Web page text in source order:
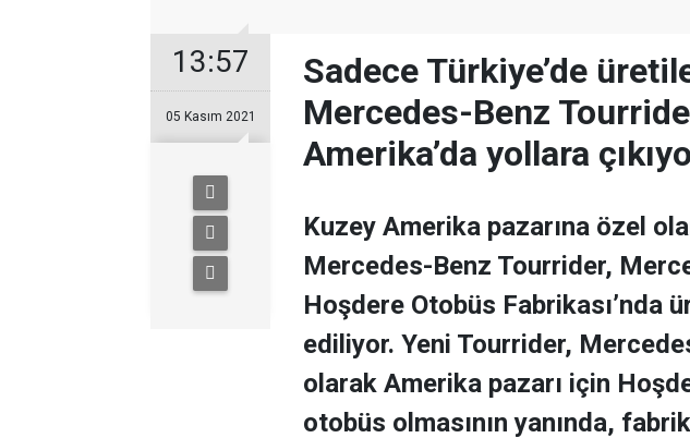
13:57
05 Kasım 2021
Sadece Türkiye’de
Mercedes-Benz
Amerika’da yollara
Kuzey Amerika pazarına özel
Mercedes-Benz Tourrider,
Hoşdere Otobüs Fabrikası’nda
ediliyor. Yeni Tourrider,
olarak Amerika pazarı için
otobüs olmasının yanında,